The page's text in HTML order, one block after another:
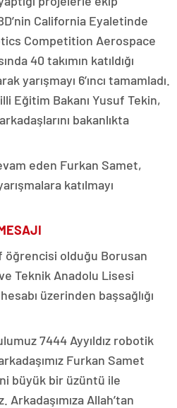
California Eyaletinde
Competition Aerospace
40 takımın katıldığı
yarışmayı 6’ıncı tamamladı.
Eğitim Bakanı Yusuf Tekin,
bakanlıkta
eden Furkan Samet,
katılmayı
öğrencisi olduğu Borusan
Teknik Anadolu Lisesi
üzerinden başsağlığı
7444 Ayyıldız robotik
Furkan Samet
büyük bir üzüntü ile
Allah’tan